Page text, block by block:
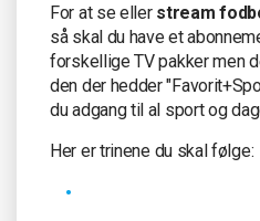
For at se eller stream
så skal du have et
forskellige TV pakker men
den der hedder
du adgang til al sport og
Her er trinene du skal følge: